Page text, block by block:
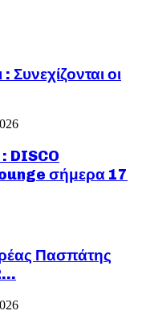
οι
σήμερα 17
Πασπάτης